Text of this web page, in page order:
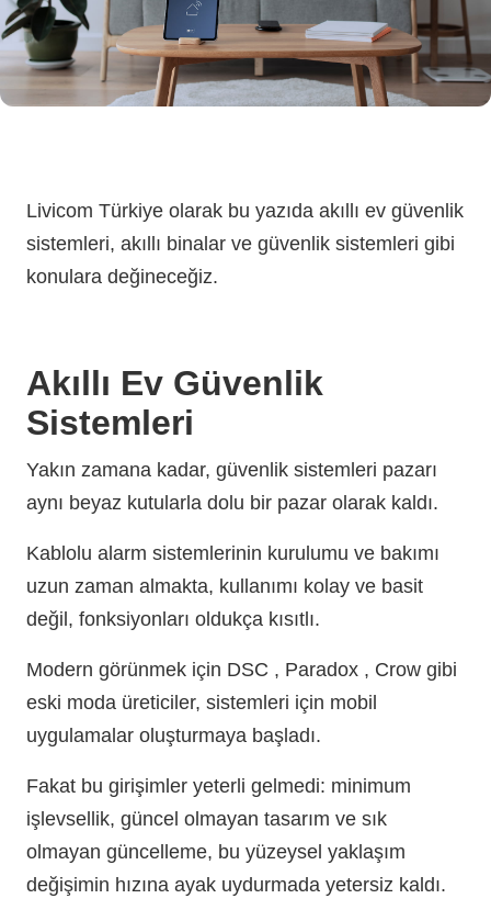
Livicom Türkiye olarak bu yazıda akıllı ev güvenlik
sistemleri, akıllı binalar ve güvenlik sistemleri gibi
konulara değineceğiz.
Akıllı Ev Güvenlik
Sistemleri
Yakın zamana kadar, güvenlik sistemleri pazarı
aynı beyaz kutularla dolu bir pazar olarak kaldı.
Kablolu alarm sistemlerinin kurulumu ve bakımı
uzun zaman almakta, kullanımı kolay ve basit
değil, fonksiyonları oldukça kısıtlı.
Modern görünmek için DSC , Paradox , Crow gibi
eski moda üreticiler, sistemleri için mobil
uygulamalar oluşturmaya başladı.
Fakat bu girişimler yeterli gelmedi: minimum
işlevsellik, güncel olmayan tasarım ve sık
olmayan güncelleme, bu yüzeysel yaklaşım
değişimin hızına ayak uydurmada yetersiz kaldı.